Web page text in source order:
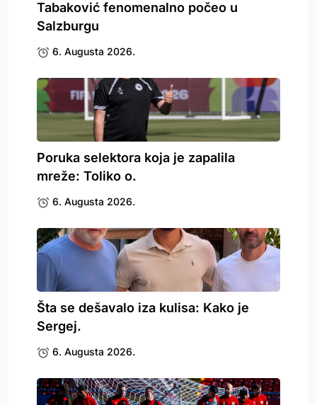
Tabaković fenomenalno počeo u
Salzburgu
6. Augusta 2026.
Poruka selektora koja je zapalila
mreže: Toliko o.
6. Augusta 2026.
Šta se dešavalo iza kulisa: Kako je
Sergej.
6. Augusta 2026.